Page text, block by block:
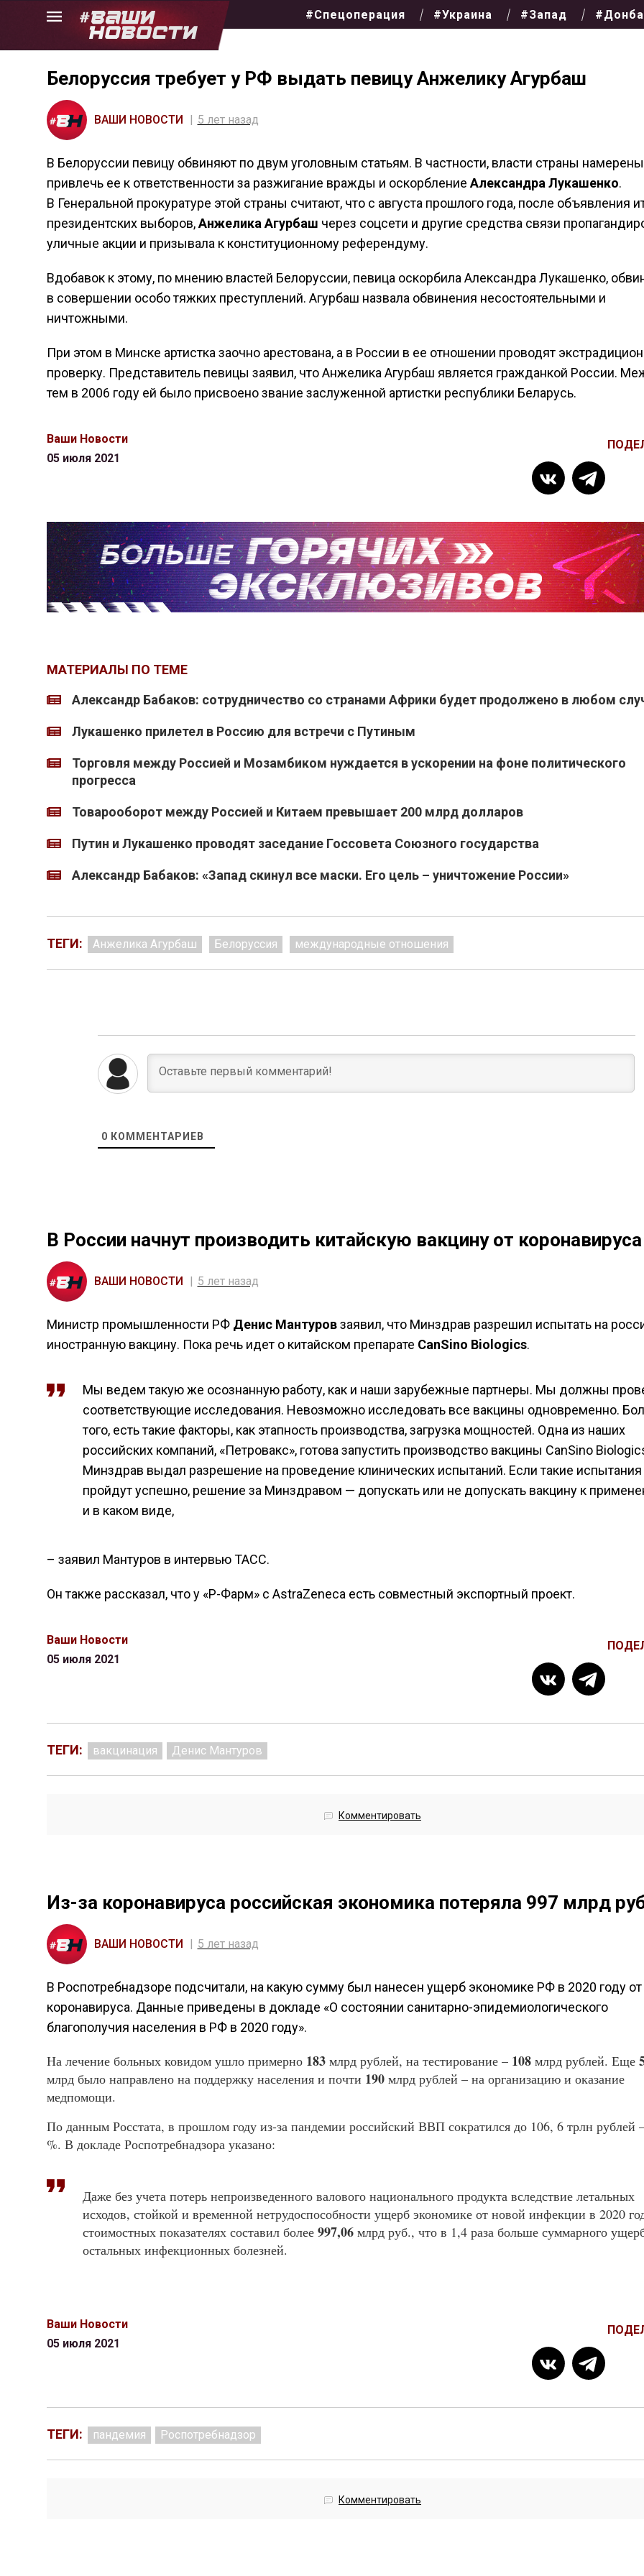
Skip
#Спецоперация #Украина #Запад
Белоруссия требует у РФ выдать певицу Анжелику Агурбаш
ВАШИ НОВОСТИ 5 лет назад
В Белоруссии певицу обвиняют по двум уголовным статьям. В частности, власти страны намерены
привлечь ее к ответственности за разжигание вражды и оскорбление Александра Лукашенко.
В Генеральной прокуратуре этой страны считают, что с августа прошлого года, после объявления
президентских выборов,Анжелика Агурбаш через соцсети и другие средства связи
уличные акции и призывала к конституционному референдуму.
Вдобавок к этому, по мнению властей Белоруссии, певица оскорбила Александра Лукашенко,
в совершении особо тяжких преступлений. Агурбаш назвала обвинения несостоятельными и
ничтожными.
При этом в Минске артистка заочно арестована, а в России в ее отношении проводят
проверку. Представитель певицы заявил, что Анжелика Агурбаш является гражданкой России.
тем в 2006 году ей было присвоено звание заслуженной артистки республики Беларусь.
Ваши Новости
05 июля 2021
МАТЕРИАЛЫ ПО ТЕМЕ
Александр Бабаков: сотрудничество со странами Африки будет продолжено в любом
Лукашенко прилетел в Россию для встречи с Путиным
Торговля между Россией и Мозамбиком нуждается в ускорении на фоне политического
прогресса
Товарооборот между Россией и Китаем превышает 200 млрд долларов
Путин и Лукашенко проводят заседание Госсовета Союзного государства
Александр Бабаков: «Запад скинул все маски. Его цель – уничтожение России»
ТЕГИ: Анжелика Агурбаш Белоруссия международные отношения
0 КОММЕНТАРИЕВ
В России начнут производить китайскую вакцину от коронавируса
ВАШИ НОВОСТИ 5 лет назад
Министр промышленности РФ Денис Мантуровзаявил, что Минздрав разрешил испытать на
иностранную вакцину. Пока речь идет о китайском препарате CanSino Biologics.
Мы ведем такую же осознанную работу, как и наши зарубежные партнеры. Мы должны
соответствующие исследования. Невозможно исследовать все вакцины одновременно.
того, есть такие факторы, как этапность производства, загрузка мощностей. Одна из наших
российских компаний, «Петровакс», готова запустить производство вакцины CanSino
Минздрав выдал разрешение на проведение клинических испытаний. Если такие испытания
пройдут успешно, решение за Минздравом — допускать или не допускать вакцину к
и в каком виде,
– заявил Мантуров в интервью ТАСС.
Он также рассказал, что у «Р-Фарм» с AstraZeneca есть совместный экспортный проект.
Ваши Новости
05 июля 2021
ТЕГИ: вакцинация Денис Мантуров
Комментировать
Из-за коронавируса российская экономика потеряла 997 млрд
ВАШИ НОВОСТИ 5 лет назад
В Роспотребнадзоре подсчитали, на какую сумму был нанесен ущерб экономике РФ в 2020 году от
коронавируса. Данные приведены в докладе «О состоянии санитарно-эпидемиологического
благополучия населения в РФ в 2020 году».
На лечение больных ковидом ушло примерно 183млрд рублей, на тестирование – 108млрд рублей. Еще
млрд было направлено на поддержку населения и почти 190млрд рублей – на организацию и оказание
медпомощи.
По данным Росстата, в прошлом году из-за пандемии российский ВВП сократился до 106, 6 трлн рублей
%. В докладе Роспотребнадзора указано:
Даже без учета потерь непроизведенного валового национального продукта вследствие летальных
исходов, стойкой и временной нетрудоспособности ущерб экономике от новой инфекции в 2020
стоимостных показателях составил более 997,06млрд руб., что в 1,4 раза больше суммарного
остальных инфекционных болезней.
Ваши Новости
05 июля 2021
ТЕГИ: пандемия Роспотребнадзор
Комментировать